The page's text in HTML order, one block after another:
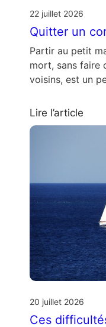
22 juillet 2026
Quitter un
Partir au petit
mort, sans faire
voisins, est un
Lire l’article
20 juillet 2026
Ces